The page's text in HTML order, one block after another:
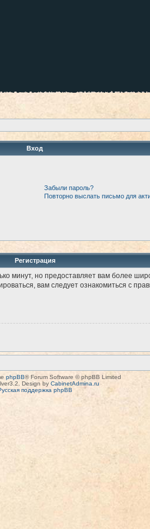
Вход
Забыли пароль?
Повторно выслать письмо для
Регистрация
минут, но предоставляет вам более
вам следует ознакомиться с
phpBB® Forum Software © phpBB Limited
Design by CabinetAdmina.ru
поддержка phpBB